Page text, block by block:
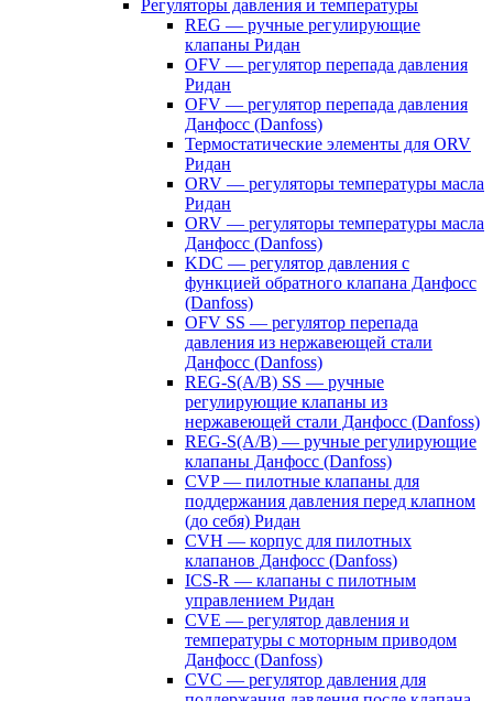
Регуляторы давления и температуры
REG — ручные регулирующие
клапаны Ридан
OFV — регулятор перепада давления
Ридан
OFV — регулятор перепада давления
Данфосс (Danfoss)
Термостатические элементы для ORV
Ридан
ORV — регуляторы температуры масла
Ридан
ORV — регуляторы температуры масла
Данфосс (Danfoss)
KDC — регулятор давления с
функцией обратного клапана Данфосс
(Danfoss)
OFV SS — регулятор перепада
давления из нержавеющей стали
Данфосс (Danfoss)
REG-S(A/B) SS — ручные
регулирующие клапаны из
нержавеющей стали Данфосс (Danfoss)
REG-S(A/B) — ручные регулирующие
клапаны Данфосс (Danfoss)
CVP — пилотные клапаны для
поддержания давления перед клапном
(до себя) Ридан
CVH — корпус для пилотных
клапанов Данфосс (Danfoss)
ICS-R — клапаны с пилотным
управлением Ридан
CVE — регулятор давления и
температуры с моторным приводом
Данфосс (Danfoss)
CVС — регулятор давления для